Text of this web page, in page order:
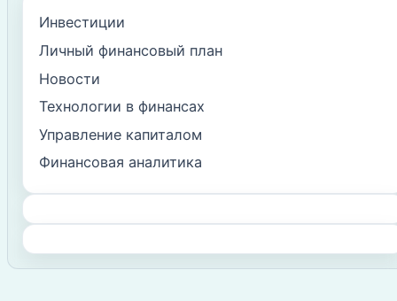
Инвестиции
Личный финансовый план
Новости
Технологии в финансах
Управление капиталом
Финансовая аналитика